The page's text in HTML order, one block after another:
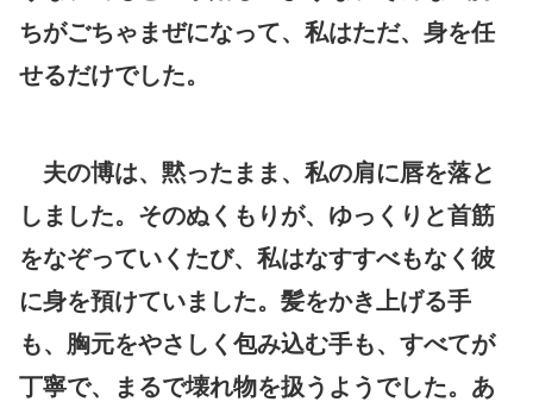
ちがごちゃまぜになって、私はただ、身を任
せるだけでした。
夫の博は、黙ったまま、私の肩に唇を落と
しました。そのぬくもりが、ゆっくりと首筋
をなぞっていくたび、私はなすすべもなく彼
に身を預けていました。髪をかき上げる手
も、胸元をやさしく包み込む手も、すべてが
丁寧で、まるで壊れ物を扱うようでした。あ